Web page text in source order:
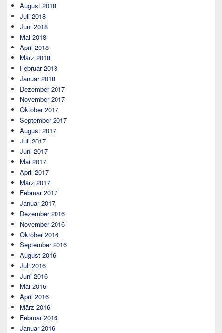
August 2018
Juli 2018
Juni 2018
Mai 2018
April 2018
März 2018
Februar 2018
Januar 2018
Dezember 2017
November 2017
Oktober 2017
September 2017
August 2017
Juli 2017
Juni 2017
Mai 2017
April 2017
März 2017
Februar 2017
Januar 2017
Dezember 2016
November 2016
Oktober 2016
September 2016
August 2016
Juli 2016
Juni 2016
Mai 2016
April 2016
März 2016
Februar 2016
Januar 2016